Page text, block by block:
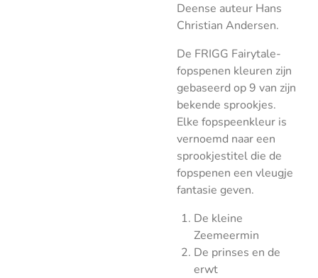
Deense auteur Hans
Christian Andersen.
De FRIGG Fairytale-
fopspenen kleuren zijn
gebaseerd op 9 van zijn
bekende sprookjes.
Elke fopspeenkleur is
vernoemd naar een
sprookjestitel die de
fopspenen een vleugje
fantasie geven.
De kleine
Zeemeermin
De prinses en de
erwt